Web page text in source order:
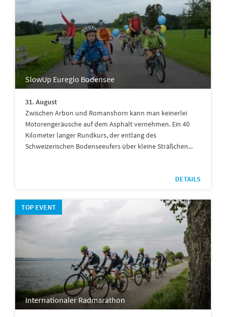
SlowUp Euregio Bodensee
31. August
Zwischen Arbon und Romanshorn kann man keinerlei
Motorengeräusche auf dem Asphalt vernehmen. Ein 40
Kilometer langer Rundkurs, der entlang des
Schweizerischen Bodenseeufers über kleine Sträßchen...
DETAILS
TOP EVENT
Internationaler Radmarathon